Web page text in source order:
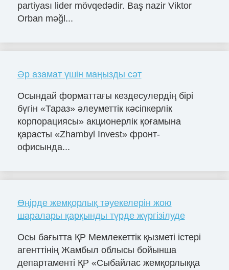
partiyası lider mövqedədir. Baş nazir Viktor
Orban məğl...
Әр азамат үшін маңызды сәт
Осындай форматтағы кездесулердің бірі
бүгін «Тараз» әлеуметтік кәсіпкерлік
корпорациясы» акционерлік қоғамына
қарасты «Zhambyl Invest» фронт-
офисында...
Өңірде жемқорлық тәуекелерін жою
шаралары қарқынды түрде жүргізілуде
Осы бағытта ҚР Мемлекеттік қызметі істері
агенттінің Жамбыл облысы бойынша
департаменті ҚР «Сыбайлас жемқорлыққа